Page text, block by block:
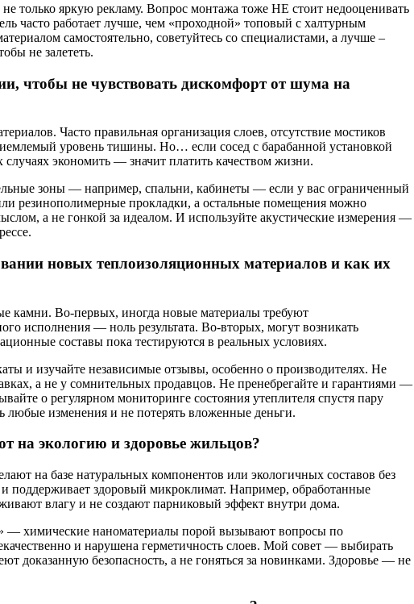
только яркую рекламу. Вопрос монтажа тоже НЕ стоит недооценивать
часто работает лучше, чем «проходной» топовый с халтурным
самостоятельно, советуйтесь со специалистами, а лучше –
не залететь.
чтобы не чувствовать дискомфорт от шума на
Часто правильная организация слоев, отсутствие мостиков
уровень тишины. Но… если сосед с барабанной установкой
экономить — значит платить качеством жизни.
зоны — например, спальни, кабинеты — если у вас ограниченный
резинополимерные прокладки, а остальные помещения можно
а не гонкой за идеалом. И используйте акустические измерения —
новых теплоизоляционных материалов и как их
камни. Во-первых, иногда новые материалы требуют
исполнения — ноль результата. Во-вторых, могут возникать
составы пока тестируются в реальных условиях.
и изучайте независимые отзывы, особенно о производителях. Не
а не у сомнительных продавцов. Не пренебрегайте и гарантиями —
о регулярном мониторинге состояния утеплителя спустя пару
любые изменения и не потерять вложенные деньги.
на экологию и здоровье жильцов?
на базе натуральных компонентов или экологичных составов без
поддерживает здоровый микроклимат. Например, обработанные
влагу и не создают парниковый эффект внутри дома.
— химические наноматериалы порой вызывают вопросы по
и нарушена герметичность слоев. Мой совет — выбирать
доказанную безопасность, а не гоняться за новинками. Здоровье — не